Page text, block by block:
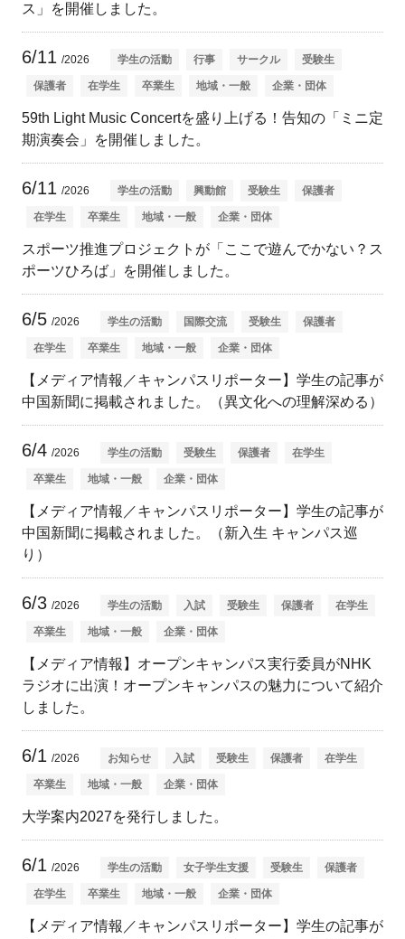
ス」を開催しました。
6/11 /2026 学生の活動 行事 サークル 受験生
保護者 在学生 卒業生 地域・一般 企業・団体
59th Light Music Concertを盛り上げる！告知の「ミニ定
期演奏会」を開催しました。
6/11 /2026 学生の活動 興動館 受験生 保護者
在学生 卒業生 地域・一般 企業・団体
スポーツ推進プロジェクトが「ここで遊んでかない？ス
ポーツひろば」を開催しました。
6/5 /2026 学生の活動 国際交流 受験生 保護者
在学生 卒業生 地域・一般 企業・団体
【メディア情報／キャンパスリポーター】学生の記事が
中国新聞に掲載されました。（異文化への理解深める）
6/4 /2026 学生の活動 受験生 保護者 在学生
卒業生 地域・一般 企業・団体
【メディア情報／キャンパスリポーター】学生の記事が
中国新聞に掲載されました。（新入生 キャンパス巡
り）
6/3 /2026 学生の活動 入試 受験生 保護者 在学生
卒業生 地域・一般 企業・団体
【メディア情報】オープンキャンパス実行委員がNHK
ラジオに出演！オープンキャンパスの魅力について紹介
しました。
6/1 /2026 お知らせ 入試 受験生 保護者 在学生
卒業生 地域・一般 企業・団体
大学案内2027を発行しました。
6/1 /2026 学生の活動 女子学生支援 受験生 保護者
在学生 卒業生 地域・一般 企業・団体
【メディア情報／キャンパスリポーター】学生の記事が